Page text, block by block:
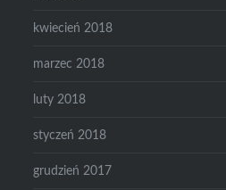
kwiecień 2018
marzec 2018
luty 2018
styczeń 2018
grudzień 2017